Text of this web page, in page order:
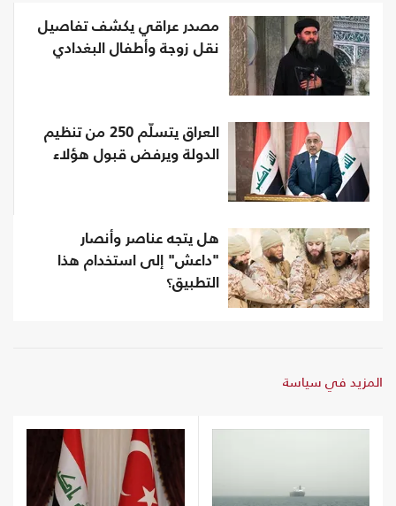
مصدر عراقي يكشف تفاصيل
نقل زوجة وأطفال البغدادي
العراق يتسلّم 250 من تنظيم
الدولة ويرفض قبول هؤلاء
هل يتجه عناصر وأنصار
"داعش" إلى استخدام هذا
التطبيق؟
المزيد في سياسة